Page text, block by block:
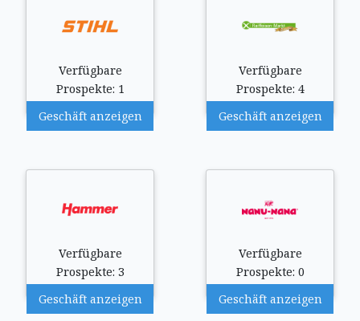
Verfügbare
Prospekte: 1
Geschäft anzeigen
Verfügbare
Prospekte: 4
Geschäft anzeigen
Verfügbare
Prospekte: 3
Geschäft anzeigen
Verfügbare
Prospekte: 0
Geschäft anzeigen